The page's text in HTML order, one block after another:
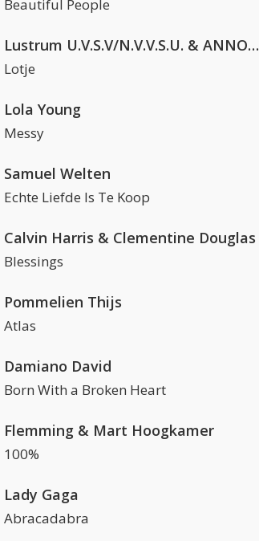
Beautiful People
Lustrum U.V.S.V/N.V.V.S.U. & ANNO ONS & Jopke van Dobbenburgh & Roeland Beelen
Lotje
Lola Young
Messy
Samuel Welten
Echte Liefde Is Te Koop
Calvin Harris & Clementine Douglas
Blessings
Pommelien Thijs
Atlas
Damiano David
Born With a Broken Heart
Flemming & Mart Hoogkamer
100%
Lady Gaga
Abracadabra